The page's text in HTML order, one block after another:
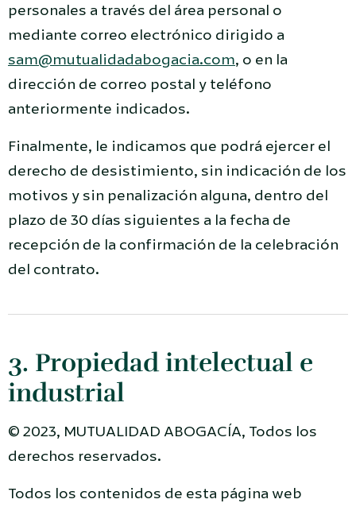
personales a través del área personal o
mediante correo electrónico dirigido a
sam@mutualidadabogacia.com, o en la
dirección de correo postal y teléfono
anteriormente indicados.
Finalmente, le indicamos que podrá ejercer el
derecho de desistimiento, sin indicación de los
motivos y sin penalización alguna, dentro del
plazo de 30 días siguientes a la fecha de
recepción de la confirmación de la celebración
del contrato.
3. Propiedad intelectual e
industrial
© 2023, MUTUALIDAD ABOGACÍA, Todos los
derechos reservados.
Todos los contenidos de esta página web